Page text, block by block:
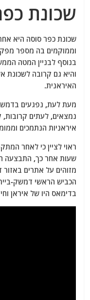
שכונת
שכונת כפר סוסה היא
וממוקמים בה מספר
בנוסף לבניין המטה
והיא גם קרובה לשכונת
האיראנית.
מעת לעת, נפגעים
נמצאים, לעתים קרובות,
איראניות הנתמכים
ראוי לציין כי לאחר
שעות אחר כך, התבצעה
מזוהים על אתרים
הכביש הראשי דמשק-
בדימאס היו של איראן